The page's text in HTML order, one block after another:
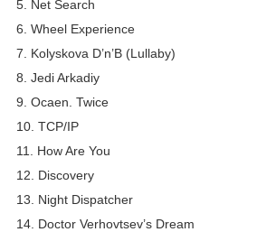
5. Net Search
6. Wheel Experience
7. Kolyskova D’n’B (Lullaby)
8. Jedi Arkadiy
9. Ocaen. Twice
10. TCP/IP
11. How Are You
12. Discovery
13. Night Dispatcher
14. Doctor Verhovtsev’s Dream